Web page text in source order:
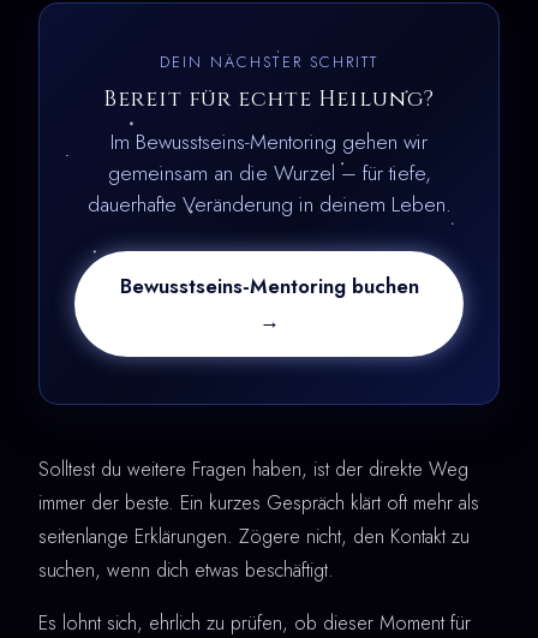
DEIN NÄCHSTER SCHRITT
Bereit für echte Heilung?
Im Bewusstseins-Mentoring gehen wir
gemeinsam an die Wurzel – für tiefe,
dauerhafte Veränderung in deinem Leben.
Bewusstseins-Mentoring buchen
→
Solltest du weitere Fragen haben, ist der direkte Weg
immer der beste. Ein kurzes Gespräch klärt oft mehr als
seitenlange Erklärungen. Zögere nicht, den Kontakt zu
suchen, wenn dich etwas beschäftigt.
Es lohnt sich, ehrlich zu prüfen, ob dieser Moment für